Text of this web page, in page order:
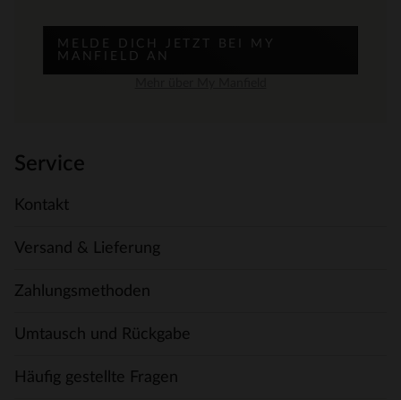
MELDE DICH JETZT BEI MY
MANFIELD AN
Service
Kontakt
Versand & Lieferung
Zahlungsmethoden
Umtausch und Rückgabe
Häufig gestellte Fragen